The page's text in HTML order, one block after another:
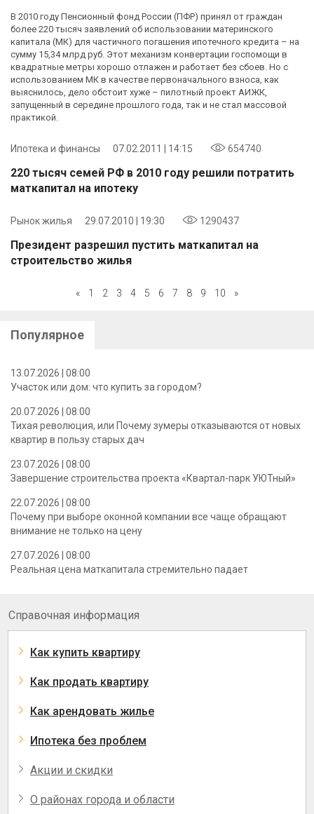
В 2010 году Пенсионный фонд России (ПФР) принял от граждан
более 220 тысяч заявлений об использовании материнского
капитала (МК) для частичного погашения ипотечного кредита – на
сумму 15,34 млрд руб. Этот механизм конвертации госпомощи в
квадратные метры хорошо отлажен и работает без сбоев. Но с
использованием МК в качестве первоначального взноса, как
выяснилось, дело обстоит хуже – пилотный проект АИЖК,
запущенный в середине прошлого года, так и не стал массовой
практикой.
Ипотека и финансы 07.02.2011 | 14:15 654740
220 тысяч семей РФ в 2010 году решили потратить
маткапитал на ипотеку
Рынок жилья 29.07.2010 | 19:30 1290437
Президент разрешил пустить маткапитал на
строительство жилья
« 1 2 3 4 5 6 7 8 9 10 »
Популярное
13.07.2026 | 08:00
Участок или дом: что купить за городом?
20.07.2026 | 08:00
Тихая революция, или Почему зумеры отказываются от новых
квартир в пользу старых дач
23.07.2026 | 08:00
Завершение строительства проекта «Квартал-парк УЮТный»
22.07.2026 | 08:00
Почему при выборе оконной компании все чаще обращают
внимание не только на цену
27.07.2026 | 08:00
Реальная цена маткапитала стремительно падает
Справочная информация
Как купить квартиру
Как продать квартиру
Как арендовать жилье
Ипотека без проблем
Акции и скидки
О районах города и области